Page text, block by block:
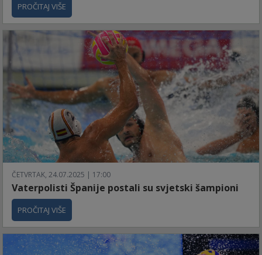
PROČITAJ VIŠE
ČETVRTAK, 24.07.2025 | 17:00
Vaterpolisti Španije postali su svjetski šampioni
PROČITAJ VIŠE